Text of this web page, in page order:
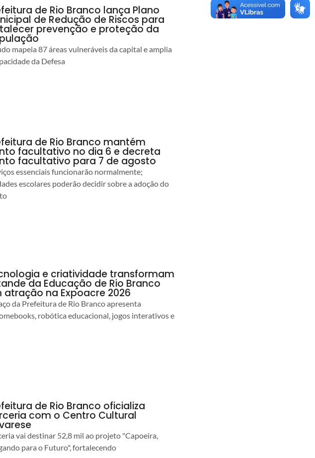
de Rio Branco lança Plano
de Redução de Riscos para
prevenção e proteção da
mapeia 87 áreas vulneráveis da capital e amplia
da Defesa
de Rio Branco mantém
facultativo no dia 6 e decreta
facultativo para 7 de agosto
essenciais funcionarão normalmente;
escolares poderão decidir sobre a adoção do
e criatividade transformam
da Educação de Rio Branco
atração na Expoacre 2026
da Prefeitura de Rio Branco apresenta
robótica educacional, jogos interativos e
de Rio Branco oficializa
com o Centro Cultural
vai destinar 52,8 mil ao projeto "Capoeira,
para o Futuro", fortalecendo